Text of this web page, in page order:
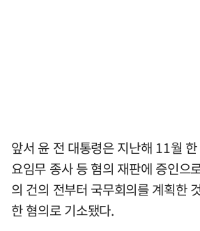
앞서 윤 전 대통령은 지난해 11월
요임무 종사 등 혐의 재판에 증인으
의 건의 전부터 국무회의를 계획한
한 혐의로 기소됐다.